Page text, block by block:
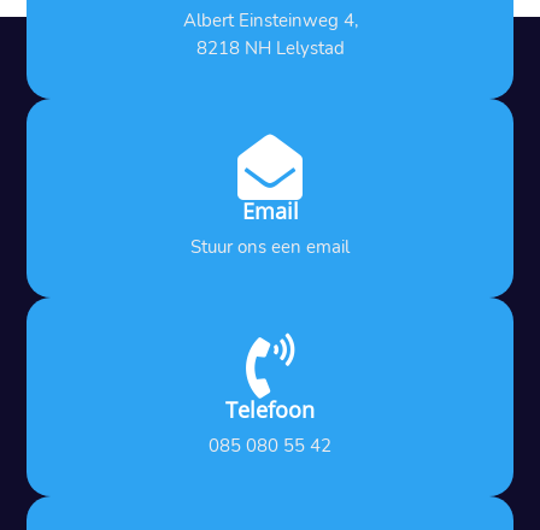
Albert Einsteinweg 4,
8218 NH Lelystad

Email
Stuur ons een email

Telefoon
085 080 55 42